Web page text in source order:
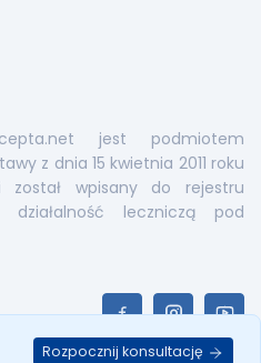
Rozpocznij konsultację
jest podmiotem
z dnia 15 kwietnia 2011 roku
został wpisany do rejestru
działalność leczniczą pod